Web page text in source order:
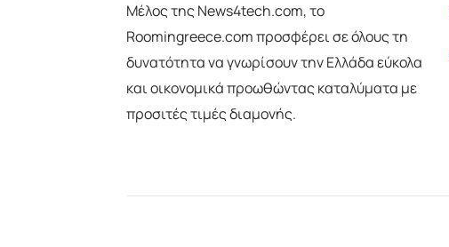
Μέλος της News4tech.com, το
Roomingreece.com προσφέρει σε όλους τη
δυνατότητα να γνωρίσουν την Ελλάδα εύκολα
και οικονομικά προωθώντας καταλύματα με
προσιτές τιμές διαμονής.